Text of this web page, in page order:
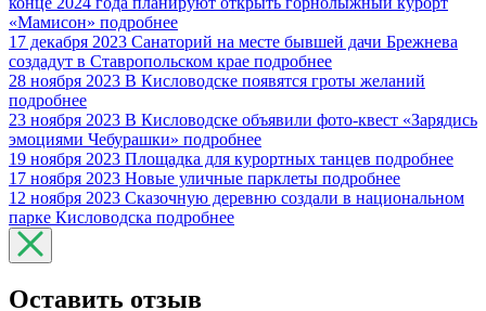
«Мамисон» подробнее
17 декабря 2023 Санаторий на месте бывшей дачи Брежнева
создадут в Ставропольском крае подробнее
28 ноября 2023 В Кисловодске появятся гроты желаний
подробнее
23 ноября 2023 В Кисловодске объявили фото-квест «Зарядись
эмоциями Чебурашки» подробнее
19 ноября 2023 Площадка для курортных танцев подробнее
17 ноября 2023 Новые уличные парклеты подробнее
12 ноября 2023 Сказочную деревню создали в национальном
парке Кисловодска подробнее
Оставить отзыв